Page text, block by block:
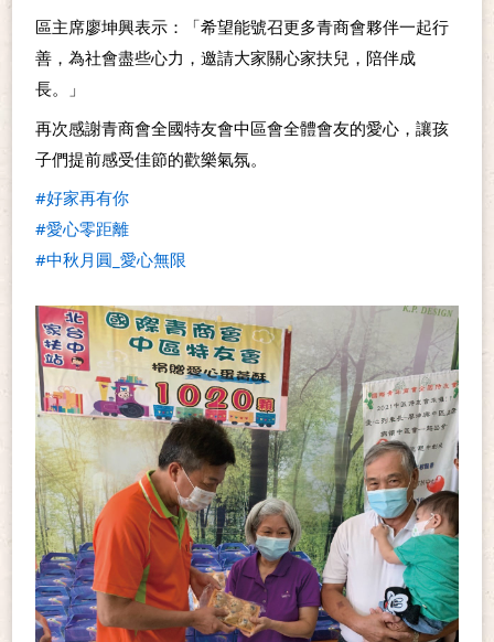
區主席廖坤興表示：「希望能號召更多青商會夥伴一起行
善，為社會盡些心力，邀請大家關心家扶兒，陪伴成
長。」
再次感謝青商會全國特友會中區會全體會友的愛心，讓孩
子們提前感受佳節的歡樂氣氛。
#好家再有你
#愛心零距離
#中秋月圓_愛心無限